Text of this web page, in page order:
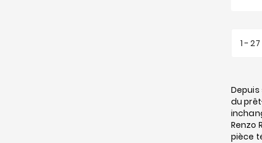
1 -
du
Renzo
pièce